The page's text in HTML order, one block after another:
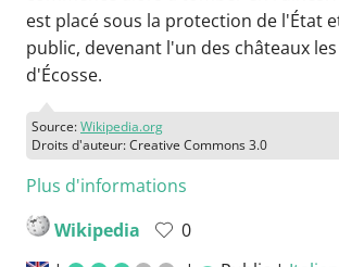
est placé sous la protection de l'État
public, devenant l'un des châteaux
d'Écosse.
Source:Wikipedia.org
Droits d'auteur: Creative Commons 3.0
Plus d'informations
Wikipedia
0